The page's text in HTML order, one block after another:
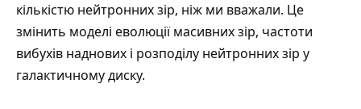
кількістю нейтронних зір, ніж ми вважали. Це
змінить моделі еволюції масивних зір, частоти
вибухів наднових і розподілу нейтронних зір у
галактичному диску.